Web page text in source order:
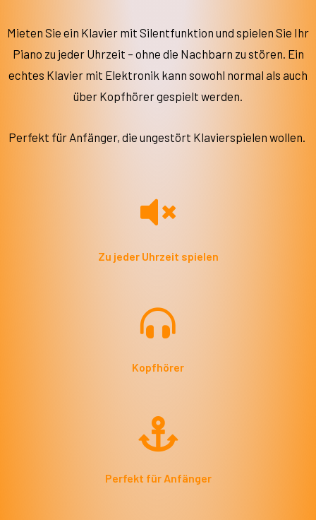
Mieten Sie ein Klavier mit Silentfunktion und spielen Sie Ihr
Piano zu jeder Uhrzeit – ohne die Nachbarn zu stören. Ein
echtes Klavier mit Elektronik kann sowohl normal als auch
über Kopfhörer gespielt werden.
Perfekt für Anfänger, die ungestört Klavierspielen wollen.
Zu jeder Uhrzeit spielen
Kopfhörer
Perfekt für Anfänger